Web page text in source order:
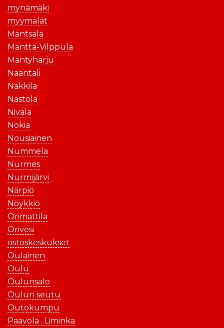
mynämäki
myymälät
Mäntsälä
Mänttä-Vilppula
Mäntyharju
Naantali
Nakkila
Nastola
Nivala
Nokia
Nousiainen
Nummela
Nurmes
Nurmijärvi
Närpiö
Nöykkiö
Orimattila
Orivesi
ostoskeskukset
Oulainen
Oulu
Oulunsalo
Oulun seutu
Outokumpu
Paavola . Liminka